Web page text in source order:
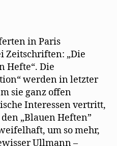
in Paris
Zeitschriften: „Die
Hefte“. Die
werden in letzter
sie ganz offen
Interessen vertritt,
„Blauen Heften”
um so mehr,
Ullmann –